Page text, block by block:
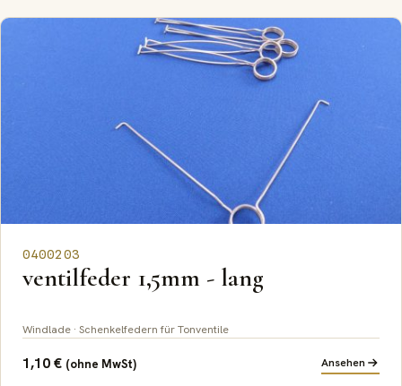
0400203
ventilfeder 1,5mm - lang
Windlade · Schenkelfedern für Tonventile
1,10€ (ohne MwSt) Ansehen